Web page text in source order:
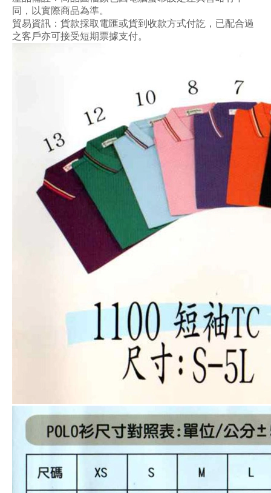
同，以實際商品為準。
貿易資訊：貨款採取電匯或貨到收款方式付訖，已配合過
之客戶亦可接受短期票據支付。